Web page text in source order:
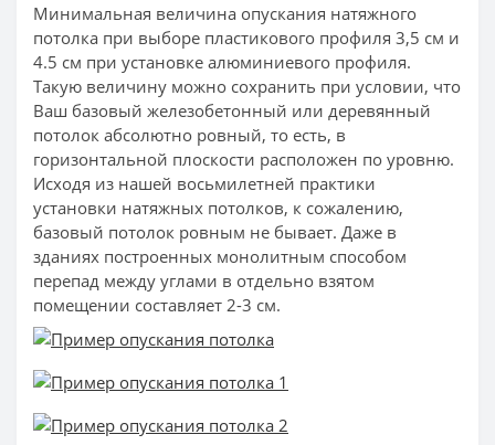
Минимальная величина опускания натяжного
потолка при выборе пластикового профиля 3,5 см и
4.5 см при установке алюминиевого профиля.
Такую величину можно сохранить при условии, что
Ваш базовый железобетонный или деревянный
потолок абсолютно ровный, то есть, в
горизонтальной плоскости расположен по уровню.
Исходя из нашей восьмилетней практики
установки натяжных потолков, к сожалению,
базовый потолок ровным не бывает. Даже в
зданиях построенных монолитным способом
перепад между углами в отдельно взятом
помещении составляет 2-3 см.